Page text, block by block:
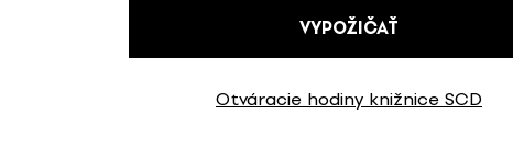
VYPOŽIČAŤ
Otváracie hodiny knižnice SCD